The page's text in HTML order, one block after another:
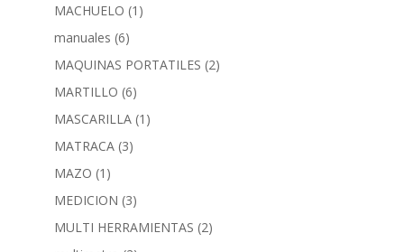
MACHUELO (1)
manuales (6)
MAQUINAS PORTATILES (2)
MARTILLO (6)
MASCARILLA (1)
MATRACA (3)
MAZO (1)
MEDICION (3)
MULTI HERRAMIENTAS (2)